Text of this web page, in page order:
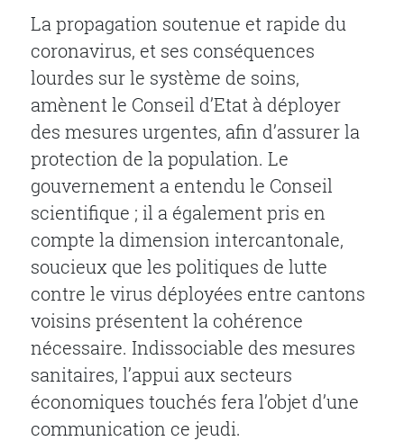
La propagation soutenue et rapide du
coronavirus, et ses conséquences
lourdes sur le système de soins,
amènent le Conseil d’Etat à déployer
des mesures urgentes, afin d’assurer la
protection de la population. Le
gouvernement a entendu le Conseil
scientifique ; il a également pris en
compte la dimension intercantonale,
soucieux que les politiques de lutte
contre le virus déployées entre cantons
voisins présentent la cohérence
nécessaire. Indissociable des mesures
sanitaires, l’appui aux secteurs
économiques touchés fera l’objet d’une
communication ce jeudi.